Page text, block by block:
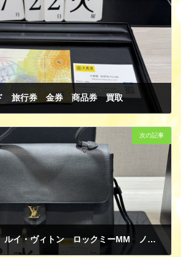
旅行券 金券 商品券 買取
次の記事
LOUIS VUITTON ルイ・ヴィトン ロックミーMM ノワール カーフレザー M41239 全体ベタつき 接着溶け 買取